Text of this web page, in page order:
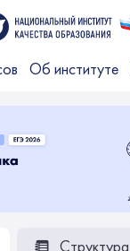
Об институте
Структура